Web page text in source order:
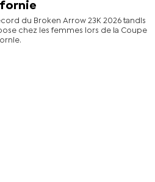
du Broken Arrow 23K 2026 tandis
chez les femmes lors de la Coupe